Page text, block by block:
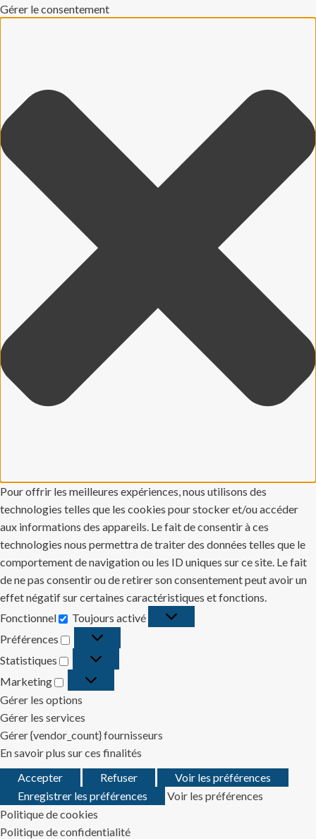
Gérer le consentement
Pour offrir les meilleures expériences, nous utilisons des
technologies telles que les cookies pour stocker et/ou accéder
aux informations des appareils. Le fait de consentir à ces
technologies nous permettra de traiter des données telles que le
comportement de navigation ou les ID uniques sur ce site. Le fait
de ne pas consentir ou de retirer son consentement peut avoir un
effet négatif sur certaines caractéristiques et fonctions.
Fonctionnel
Fonctionnel
Toujours activé
Préférences
Préférences
Statistiques
Statistiques
Marketing
Marketing
Gérer les options
Gérer les services
Gérer {vendor_count} fournisseurs
En savoir plus sur ces finalités
Accepter
Refuser
Voir les préférences
Enregistrer les préférences
Voir les préférences
Politique de cookies
Politique de confidentialité